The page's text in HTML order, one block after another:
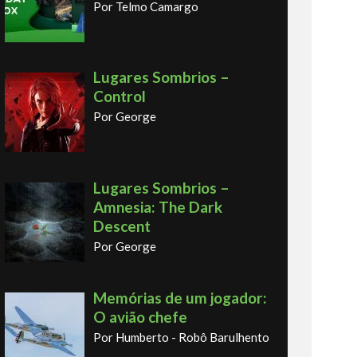
Por Telmo Camargo
Lugares Sombrios –
Control
Por George
Lugares Sombrios –
Amnesia: The Dark
Descent
Por George
Memórias de um jogador:
O avião chefe
Por Humberto - Robô Barulhento